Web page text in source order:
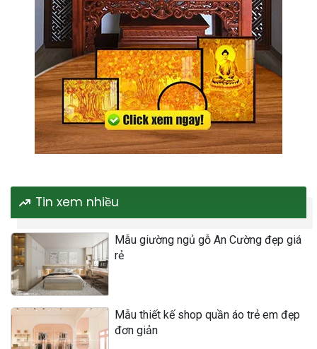
Tin xem nhiều
Mẫu giường ngủ gỗ An Cường đẹp giá
rẻ
Mẫu thiết kế shop quần áo trẻ em đẹp
đơn giản